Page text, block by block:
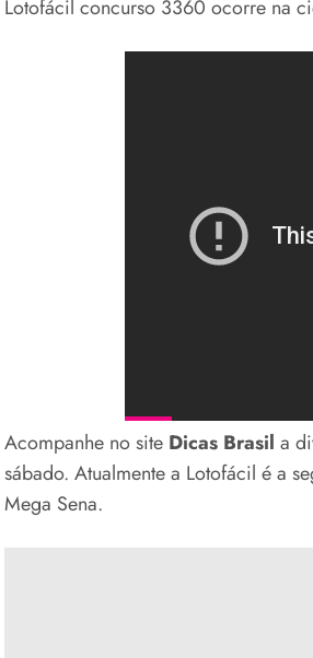
Lotofácil concurso 3360 ocorre na
Acompanhe no site Dicas Brasil a
sábado. Atualmente a Lotofácil é a
Mega Sena.